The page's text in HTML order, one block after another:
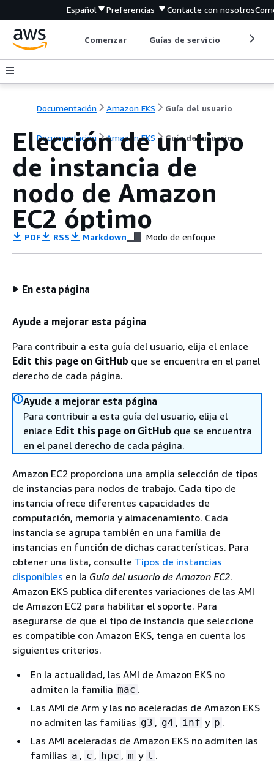
Español Preferencias Contacte con nosotros
Comenzar Guías de servicio
Documentación Amazon EKS Guía del usuario
Documentación Amazon EKS Guía del usuario
Elección de un tipo
de instancia de
nodo de Amazon
EC2 óptimo
PDF RSS Markdown Modo de enfoque
En esta página
Ayude a mejorar esta página
Para contribuir a esta guía del usuario, elija el enlace
Edit this page on GitHub que se encuentra en el panel
derecho de cada página.
Ayude a mejorar esta página
Para contribuir a esta guía del usuario, elija el
enlace Edit this page on GitHub que se encuentra
en el panel derecho de cada página.
Amazon EC2 proporciona una amplia selección de tipos
de instancias para nodos de trabajo. Cada tipo de
instancia ofrece diferentes capacidades de
computación, memoria y almacenamiento. Cada
instancia se agrupa también en una familia de
instancias en función de dichas características. Para
obtener una lista, consulte Tipos de instancias
disponibles en la Guía del usuario de Amazon EC2.
Amazon EKS publica diferentes variaciones de las AMI
de Amazon EC2 para habilitar el soporte. Para
asegurarse de que el tipo de instancia que seleccione
es compatible con Amazon EKS, tenga en cuenta los
siguientes criterios.
En la actualidad, las AMI de Amazon EKS no
admiten la familia mac .
Las AMI de Arm y las no aceleradas de Amazon EKS
no admiten las familias g3 , g4 , inf y p .
Las AMI aceleradas de Amazon EKS no admiten las
familias a , c , hpc , m y t .